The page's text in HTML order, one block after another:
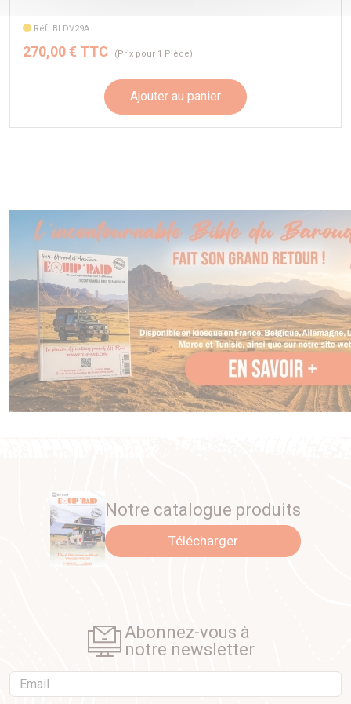
Réf. BLDV29A
270,00 € TTC (Prix pour 1 Pièce)
Ajouter au panier
Notre catalogue produits
Télécharger
Abonnez-vous à
notre newsletter
Email